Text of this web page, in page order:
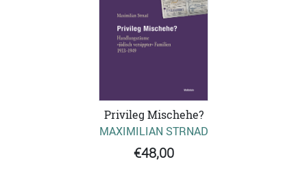
Privileg Mischehe?
MAXIMILIAN STRNAD
€48,00